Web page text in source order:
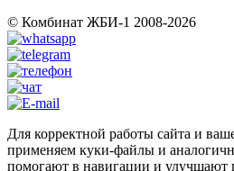
© Комбинат ЖБИ-1 2008-2026
Для корректной работы сайта и
применяем куки-файлы и
помогают в навигации и улучшают